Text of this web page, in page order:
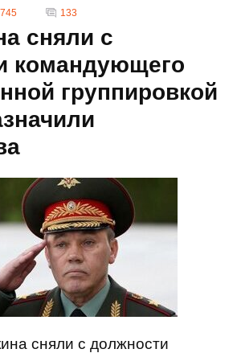
133
сняли с
командующего
группировкой
сняли с должности